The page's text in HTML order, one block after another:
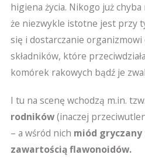
higiena życia. Nikogo już
że niezwykle istotne jest przy
się i dostarczanie
składników, które
komórek rakowych bądź je
I tu na scenę wchodzą m.in. tzw.
rodników(inaczej
– a wśród nich miód gryczany
zawartością flawonoidów.